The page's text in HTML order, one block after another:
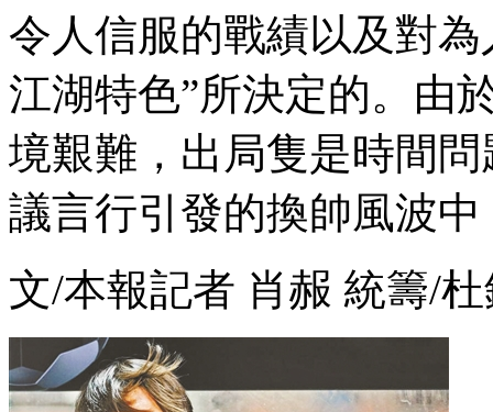
令人信服的戰績以及對為
江湖特色”所決定的 
境艱難，出局隻是時間問
議言行引發的換帥風波中 
文/本報記者 肖赧 統籌/